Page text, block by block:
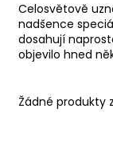
Celosvětově
nadšence
dosahují
objevilo hned
Žádné produkty